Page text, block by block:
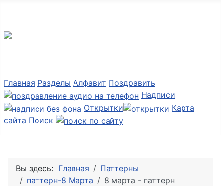
Главная Разделы Алфавит Поздравить
Надписи
Открытки
Карта
сайта Поиск
Вы здесь: Главная
Паттерны
паттерн-8 Марта
8 марта - паттерн